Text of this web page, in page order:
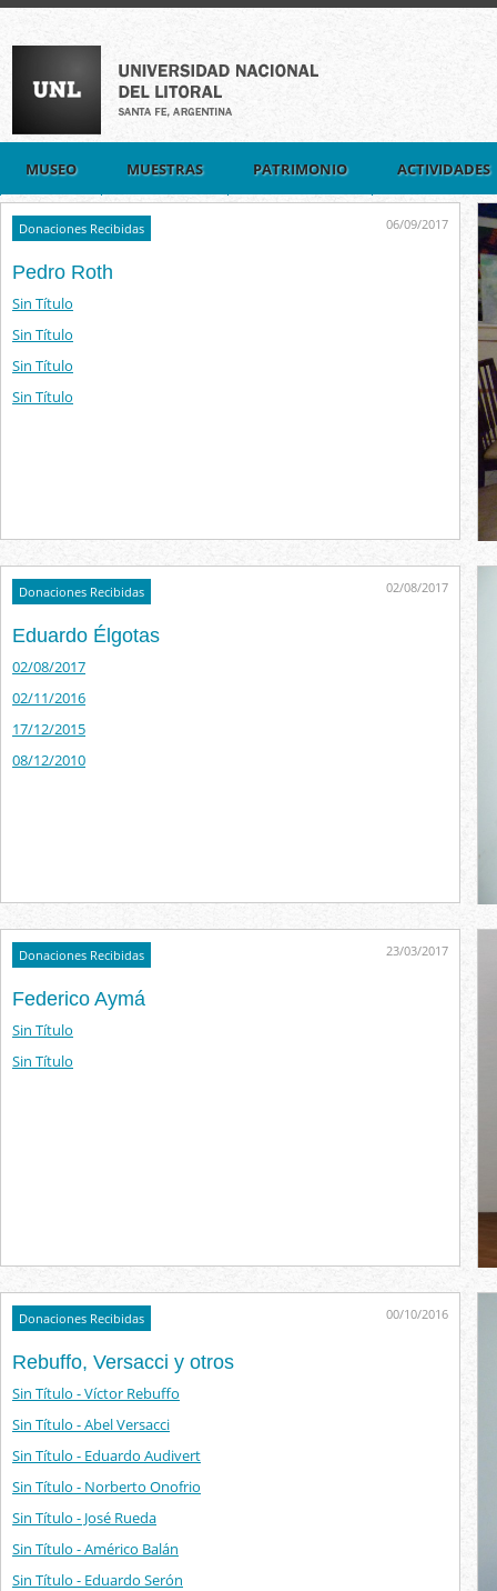
MUSEO MUESTRAS PATRIMONIO ACTIVIDADES
Donaciones Recibidas 06/09/2017
Pedro Roth
Sin Título
Sin Título
Sin Título
Sin Título
Donaciones Recibidas 02/08/2017
Eduardo Élgotas
02/08/2017
02/11/2016
17/12/2015
08/12/2010
Donaciones Recibidas 23/03/2017
Federico Aymá
Sin Título
Sin Título
Donaciones Recibidas 00/10/2016
Rebuffo, Versacci y otros
Sin Título - Víctor Rebuffo
Sin Título - Abel Versacci
Sin Título - Eduardo Audivert
Sin Título - Norberto Onofrio
Sin Título - José Rueda
Sin Título - Américo Balán
Sin Título - Eduardo Serón